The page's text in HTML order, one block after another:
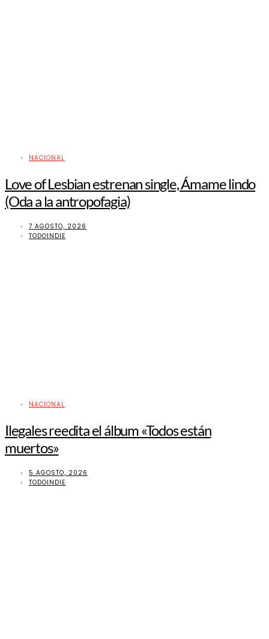
NACIONAL
Love of Lesbian estrenan single, Ámame lindo
(Oda a la antropofagia)
7 AGOSTO, 2026
TODOINDIE
NACIONAL
Ilegales reedita el álbum «Todos están
muertos»
5 AGOSTO, 2026
TODOINDIE